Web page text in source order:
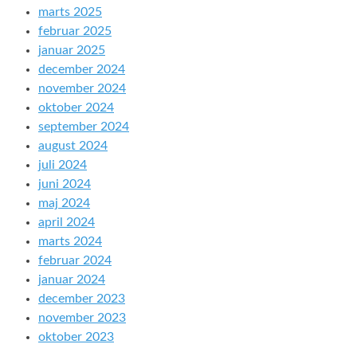
marts 2025
februar 2025
januar 2025
december 2024
november 2024
oktober 2024
september 2024
august 2024
juli 2024
juni 2024
maj 2024
april 2024
marts 2024
februar 2024
januar 2024
december 2023
november 2023
oktober 2023